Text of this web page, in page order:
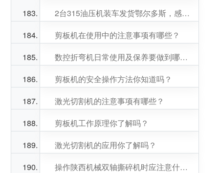
2台315油压机装车发货鄂尔多斯，感谢南京余总 ，李总，信任和关照，两位老总生意兴隆！
剪板机在使用中的注意事项有哪些？
数控折弯机日常使用及保养要做到哪些？
剪板机的安全操作方法你知道吗？
激光切割机的注意事项有哪些？
剪板机工作原理你了解吗？
激光切割机的应用你了解吗？
操作陕西机械双轴撕碎机时应注意什么？